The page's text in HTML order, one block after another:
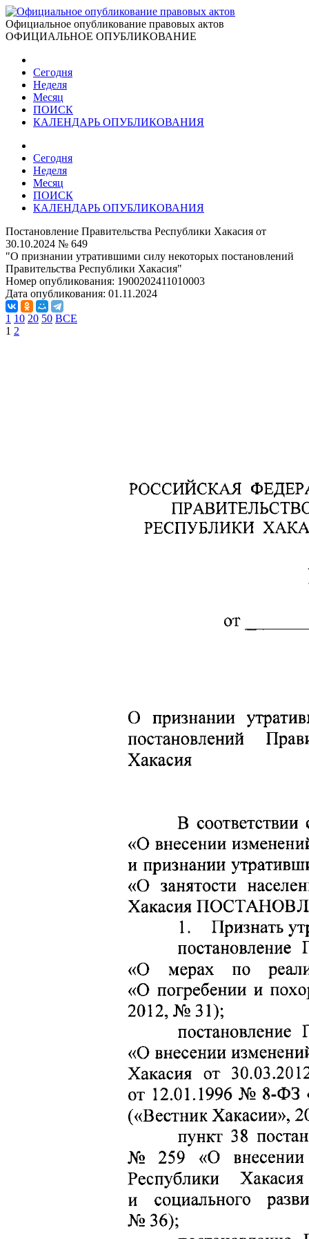
Официальное опубликование правовых актов
ОФИЦИАЛЬНОЕ ОПУБЛИКОВАНИЕ
Сегодня
Неделя
Месяц
ПОИСК
КАЛЕНДАРЬ ОПУБЛИКОВАНИЯ
Сегодня
Неделя
Месяц
ПОИСК
КАЛЕНДАРЬ ОПУБЛИКОВАНИЯ
Постановление Правительства Республики Хакасия от
30.10.2024 № 649
"О признании утратившими силу некоторых постановлений
Правительства Республики Хакасия"
Номер опубликования: 1900202411010003
Дата опубликования: 01.11.2024
1 10 20 50 ВСЕ
1 2